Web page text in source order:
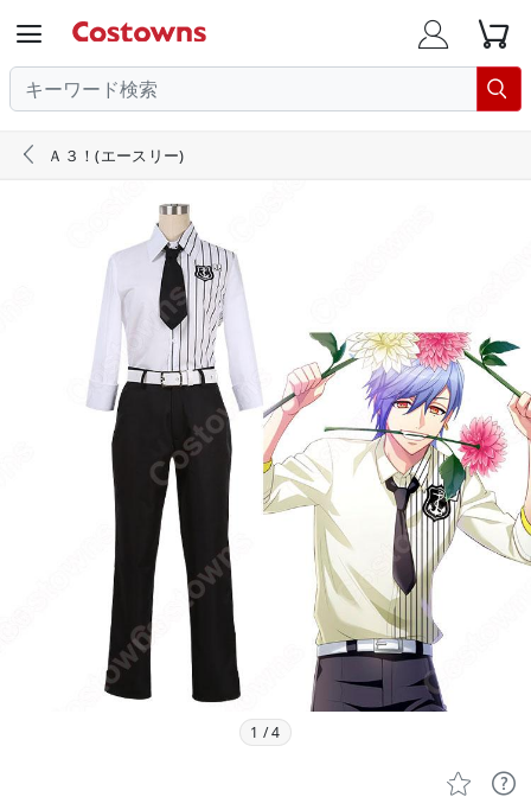
  

 Ａ３！(エースリー)
1 /4
 